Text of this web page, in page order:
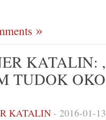
KATALIN:
TUDOK
KATALIN- 2016-01-13